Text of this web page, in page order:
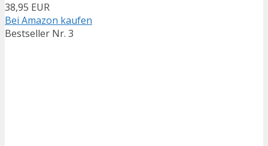
38,95 EUR
Bei Amazon kaufen
Bestseller Nr. 3